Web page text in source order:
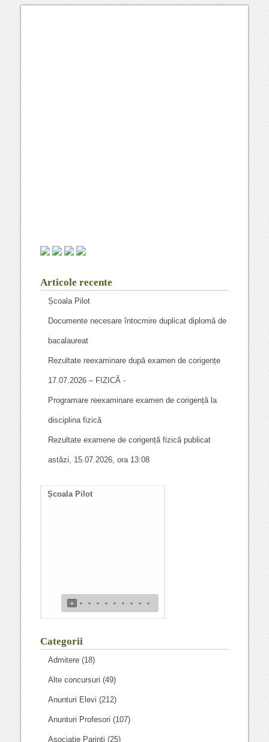
Articole recente
Școala Pilot
Documente necesare întocmire duplicat diplomă de
bacalaureat
Rezultate reexaminare după examen de corigențe
17.07.2026 – FIZICĂ -
Programare reexaminare examen de corigență la
disciplina fizică
Rezultate examene de corigență fizică publicat
astăzi, 15.07.2026, ora 13:08
Școala Pilot
• • • • • • • • • •
Categorii
Admitere (18)
Alte concursuri (49)
Anunturi Elevi (212)
Anunturi Profesori (107)
Asociatie Parinti (25)